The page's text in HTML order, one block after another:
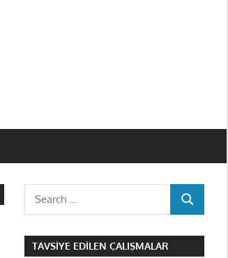
Search
SEARCH
TAVSIYE EDILEN ÇALIŞMALAR